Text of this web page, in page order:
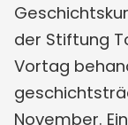
der Stiftung
Vortag
November.